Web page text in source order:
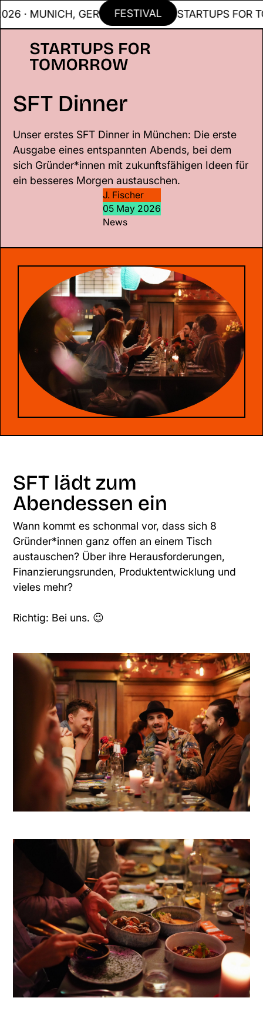
MUNICH, GER FESTIVAL STARTUPS FOR
SFT Dinner
Unser erstes SFT Dinner in München: Die erste
Ausgabe eines entspannten Abends, bei dem
sich Gründer*innen mit zukunftsfähigen Ideen für
ein besseres Morgen austauschen.
J. Fischer
05 May 2026
News
SFT lädt zum
Abendessen ein
Wann kommt es schonmal vor, dass sich 8
Gründer*innen ganz offen an einem Tisch
austauschen? Über ihre Herausforderungen,
Finanzierungsrunden, Produktentwicklung und
vieles mehr?
Richtig: Bei uns. 😉